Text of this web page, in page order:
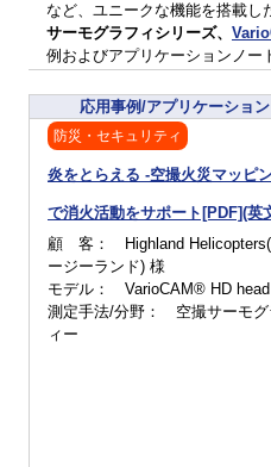
など、ユニークな機能を搭載し
サーモグラフィシリーズ、
例およびアプリケーションノー
応用事例/アプリケーション
防災・セキュリティ
炎をとらえる -空撮火災マッピ
で消火活動をサポート[PDF](英
顧 客： Highland Helicopters(
ージーランド) 様
モデル： VarioCAM® HD
測定手法/分野： 空撮サーモグ
ィー